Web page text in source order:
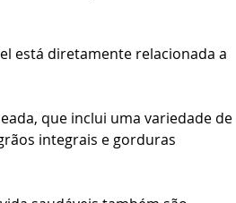
está diretamente relacionada a
que inclui uma variedade de
integrais e gorduras